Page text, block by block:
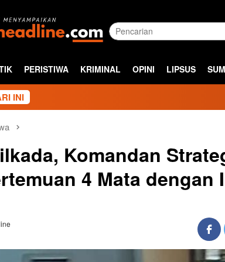
PERISTIWA KRIMINAL OPINI LIPSUS
INI Aliansi
Komandan
4 Mata dengan